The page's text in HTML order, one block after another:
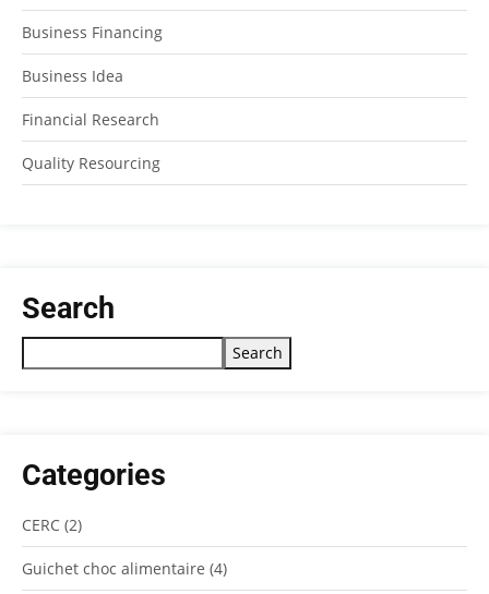
Business Financing
Business Idea
Financial Research
Quality Resourcing
Search
Search
Categories
CERC (2)
Guichet choc alimentaire (4)